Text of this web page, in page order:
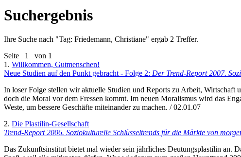
Suchergebnis
Ihre Suche nach "Tag: Friedemann, Christiane" ergab 2 Treffer.
Seite 1
von 1
1. Willkommen, Gutmenschen!
Neue Studien auf den Punkt gebracht - Folge 2: Der Trend-Report 2007.
In loser Folge stellen wir aktuelle Studien und Reports zu Arbeit, Wirtschaft
doch die Moral vor dem Fressen kommt. Im neuen Moralismus wird das
Weste, um bessere Geschäfte miteinander zu machen. / 02.01.07
2. Die Plastilin-Gesellschaft
Trend-Report 2006. Soziokulturelle Schlüsseltrends für die Märkte von
Das Zukunftsinstitut bietet mal wieder sein jährliches Deutungsplastilin an.